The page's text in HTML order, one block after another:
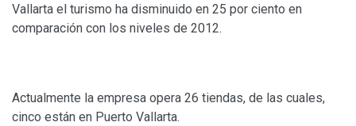
Vallarta el turismo ha disminuido en 25 por ciento en
comparación con los niveles de 2012.
Actualmente la empresa opera 26 tiendas, de las cuales,
cinco están en Puerto Vallarta.